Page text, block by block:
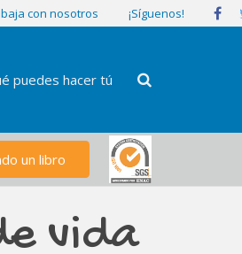
con nosotros ¡Síguenos!
puedes hacer tú
un libro
vida